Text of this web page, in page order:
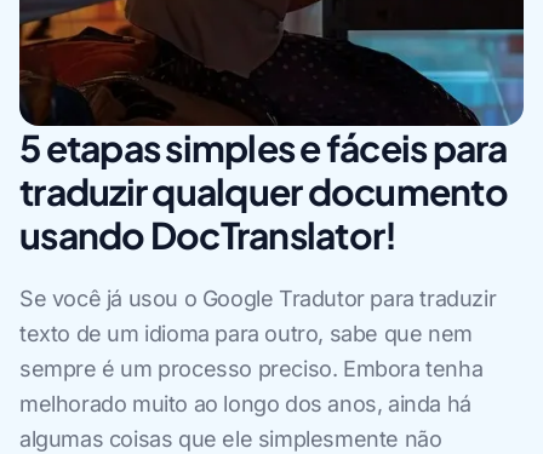
5 etapas simples e fáceis para
traduzir qualquer documento
usando DocTranslator!
Se você já usou o Google Tradutor para traduzir
texto de um idioma para outro, sabe que nem
sempre é um processo preciso. Embora tenha
melhorado muito ao longo dos anos, ainda há
algumas coisas que ele simplesmente não